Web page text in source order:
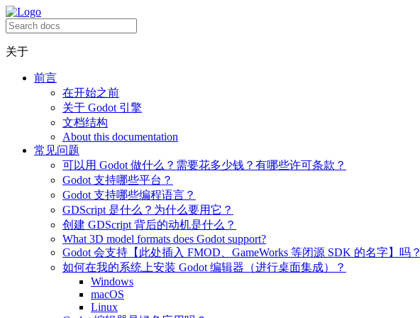
关于
前言
在开始之前
关于 Godot 引擎
文档结构
About this documentation
常见问题
可以用 Godot 做什么？需要花多少钱？有哪些许可条款？
Godot 支持哪些平台？
Godot 支持哪些编程语言？
GDScript 是什么？为什么要用它？
创建 GDScript 背后的动机是什么？
What 3D model formats does Godot support?
Godot 会支持【此处插入 FMOD、GameWorks 等闭源 SDK 的名字】吗？
如何在我的系统上安装 Godot 编辑器（进行桌面集成）？
Windows
macOS
Linux